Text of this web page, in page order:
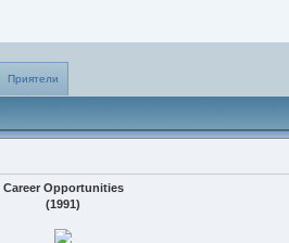
Приятели
Career Opportunities
(1991)